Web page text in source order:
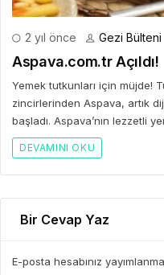
2 yıl önce Gezi Bülteni
Aspava.com.tr Açıldı!
Yemek tutkunları için müjde!
zincirlerinden Aspava, artık
başladı. Aspava’nın lezzetli
DEVAMINI OKU
Bir Cevap Yaz
E-posta hesabınız